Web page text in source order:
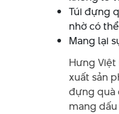
Túi đựng
nhờ có
Mang lại
Hưng
xuất sản
đựng quà
mang